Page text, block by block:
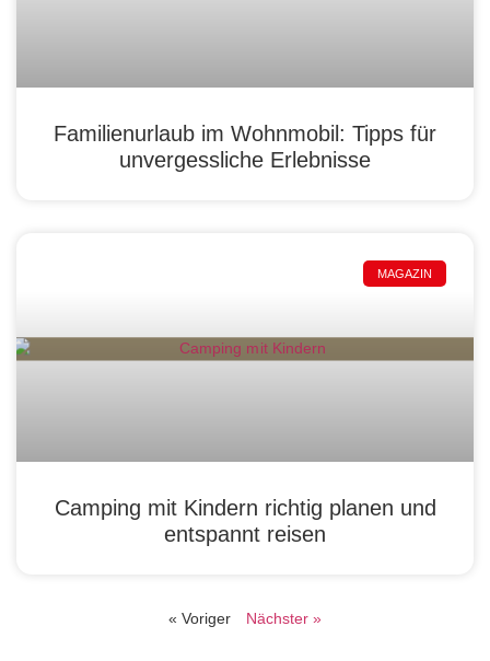
Familienurlaub im Wohnmobil: Tipps für
unvergessliche Erlebnisse
MAGAZIN
Camping mit Kindern richtig planen und
entspannt reisen
« Voriger Nächster »